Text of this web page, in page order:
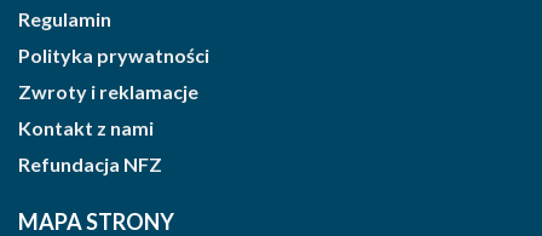
Regulamin
Polityka prywatności
Zwroty i reklamacje
Kontakt z nami
Refundacja NFZ
MAPA STRONY